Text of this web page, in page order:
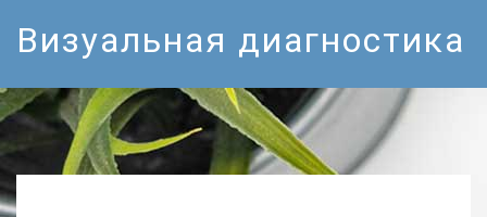
Визуальная диагностика